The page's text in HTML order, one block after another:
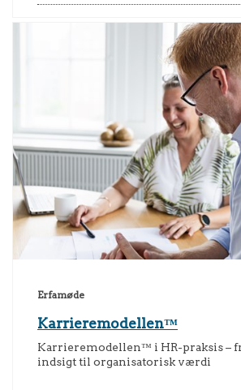
Erfamøde
Karrieremodellen™
Karrieremodellen™ i HR-praksis –
indsigt til organisatorisk værdi